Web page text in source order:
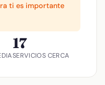
ti es importante
17
SERVICIOS CERCA